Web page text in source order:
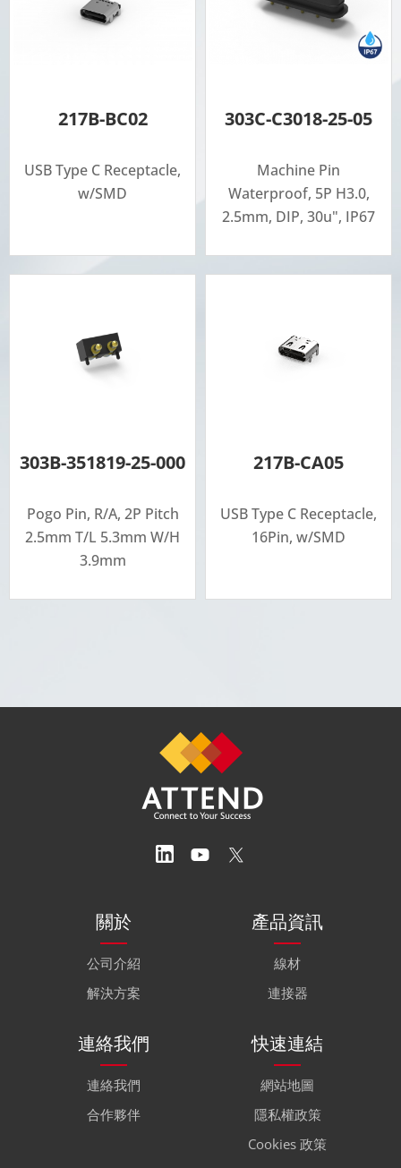
217B-BC02
USB Type C Receptacle,
w/SMD
303C-C3018-25-05
Machine Pin
Waterproof, 5P H3.0,
2.5mm, DIP, 30u", IP67
303B-351819-25-000
Pogo Pin, R/A, 2P Pitch
2.5mm T/L 5.3mm W/H
3.9mm
217B-CA05
USB Type C Receptacle,
16Pin, w/SMD
關於
公司介紹
解決方案
產品資訊
線材
連接器
連絡我們
連絡我們
合作夥伴
快速連結
網站地圖
隱私權政策
Cookies 政策